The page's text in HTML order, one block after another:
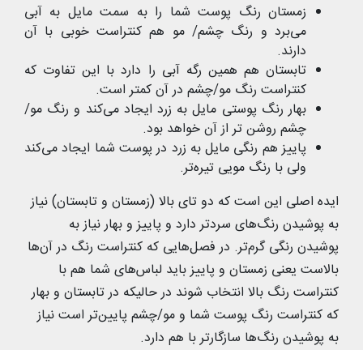
زمستان رنگ پوست شما را به سمت مایل به آبی
می‌برد و رنگ چشم/ مو هم کنتراست خوبی با آن
دارند.
تابستان هم همین رگه آبی را دارد با این تفاوت که
کنتراست رنگ مو/چشم در آن کمتر است.
بهار رنگ پوستی مایل به زرد ایجاد می‌کند و رنگ مو/
چشم روشن تر از آن خواهد بود.
پاییز هم رنگی مایل به زرد در پوست شما ایجاد می‌کند
ولی با رنگ مویی تیره‌تر.
ایده اصلی این است که دو تای بالا (زمستان و تابستان) نیاز
به پوشیدن رنگ‌های سردتر دارد و پاییز و بهار نیاز به
پوشیدن رنگی گرم‌تر. در فصل‌هایی که کنتراست رنگ در آن‌ها
بالاست یعنی زمستان و پاییز باید لباس‌های شما هم با
کنتراست رنگ بالا انتخاب شوند در حالیکه در تابستان و بهار
که کنتراست رنگ پوست شما و مو/چشم پایین‌تر است نیاز
به پوشیدن رنگ‌ها سازگارتر با هم دارد.